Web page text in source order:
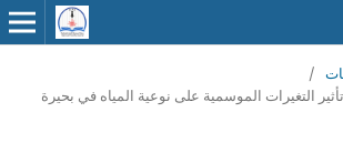
/
3 عدد 2 (2026): تأثير التغيرات الموسمية على نوعية المياه في بحيرة